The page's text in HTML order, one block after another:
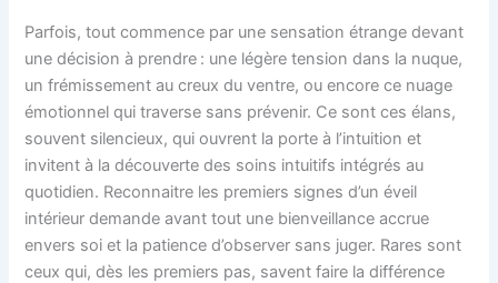
Parfois, tout commence par une sensation étrange devant
une décision à prendre : une légère tension dans la nuque,
un frémissement au creux du ventre, ou encore ce nuage
émotionnel qui traverse sans prévenir. Ce sont ces élans,
souvent silencieux, qui ouvrent la porte à l’intuition et
invitent à la découverte des soins intuitifs intégrés au
quotidien. Reconnaitre les premiers signes d’un éveil
intérieur demande avant tout une bienveillance accrue
envers soi et la patience d’observer sans juger. Rares sont
ceux qui, dès les premiers pas, savent faire la différence